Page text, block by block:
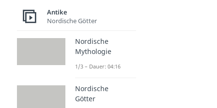
Antike
Nordische Götter
Nordische
Mythologie
1/3 – Dauer: 04:16
Nordische
Götter